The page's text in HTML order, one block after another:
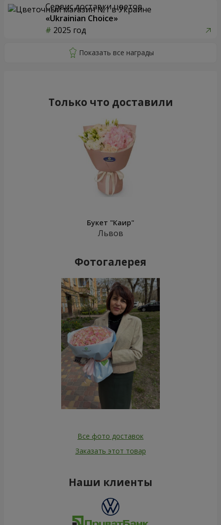
Сервис доставки цветов
«Ukrainian Choice»
2025 год
Только что доставили
Букет "Каир"
Львов
Фотогалерея
Все фото доставок
Заказать этот товар
Наши клиенты